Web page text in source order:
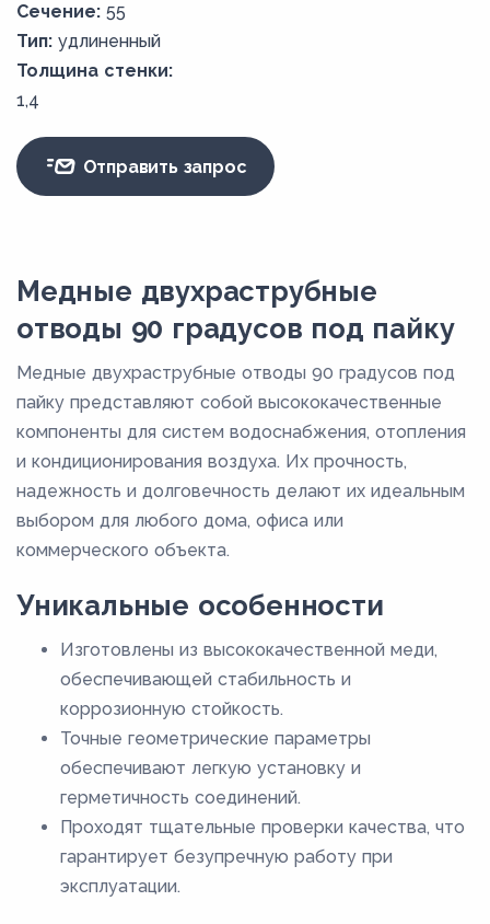
Сечение: 55
Тип: удлиненный
Толщина стенки:
1,4
Отправить запрос
Медные двухраструбные
отводы 90 градусов под пайку
Медные двухраструбные отводы 90 градусов под
пайку представляют собой высококачественные
компоненты для систем водоснабжения, отопления
и кондиционирования воздуха. Их прочность,
надежность и долговечность делают их идеальным
выбором для любого дома, офиса или
коммерческого объекта.
Уникальные особенности
Изготовлены из высококачественной меди,
обеспечивающей стабильность и
коррозионную стойкость.
Точные геометрические параметры
обеспечивают легкую установку и
герметичность соединений.
Проходят тщательные проверки качества, что
гарантирует безупречную работу при
эксплуатации.